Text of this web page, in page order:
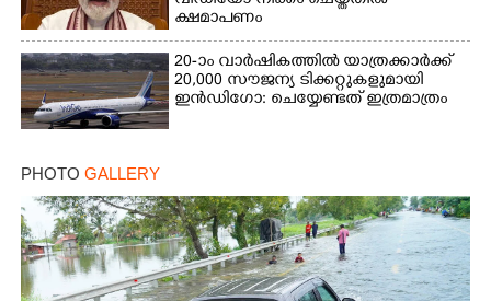
ക്ഷമാപണം
20-ാം വാർഷികത്തിൽ യാത്രക്കാർക്ക്
20,000 സൗജന്യ ടിക്കറ്റുകളുമായി
ഇൻഡിഗോ: ചെയ്യേണ്ടത് ഇത്രമാത്രം
PHOTO GALLERY